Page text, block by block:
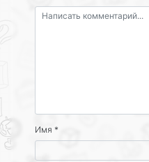
Имя *